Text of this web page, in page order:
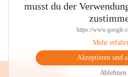
musst du der
https://
Mehr
Akzeptieren und
Ablehnen